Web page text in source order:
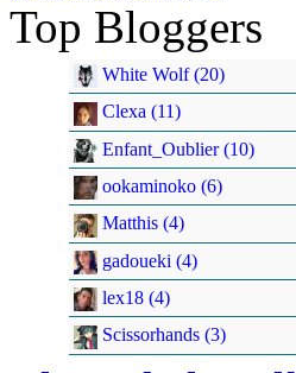
Top Bloggers
White Wolf (20)
Clexa (11)
Enfant_Oublier (10)
ookaminoko (6)
Matthis (4)
gadoueki (4)
lex18 (4)
Scissorhands (3)